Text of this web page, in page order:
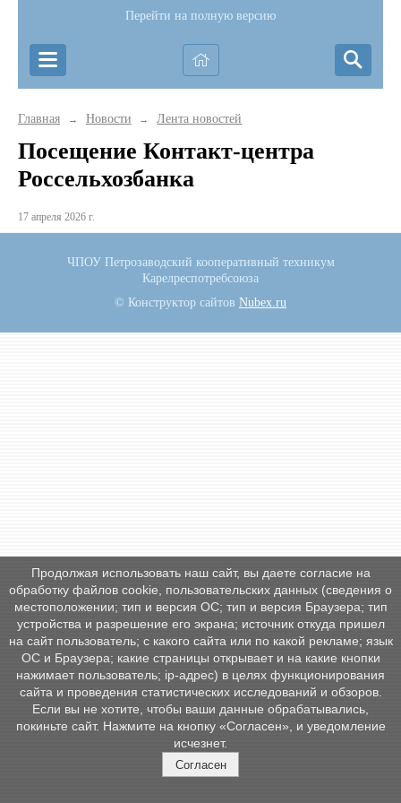
Перейти на полную версию
Главная → Новости → Лента новостей
Посещение Контакт-центра
Россельхозбанка
17 апреля 2026 г.
ЧПОУ Петрозаводский кооперативный техникум
Карелреспотребсоюза
© Конструктор сайтов Nubex.ru
Продолжая использовать наш сайт, вы даете согласие на
обработку файлов cookie, пользовательских данных (сведения о
местоположении; тип и версия ОС; тип и версия Браузера; тип
устройства и разрешение его экрана; источник откуда пришел
на сайт пользователь; с какого сайта или по какой рекламе; язык
ОС и Браузера; какие страницы открывает и на какие кнопки
нажимает пользователь; ip-адрес) в целях функционирования
сайта и проведения статистических исследований и обзоров.
Если вы не хотите, чтобы ваши данные обрабатывались,
покиньте сайт. Нажмите на кнопку «Согласен», и уведомление
исчезнет.
Согласен